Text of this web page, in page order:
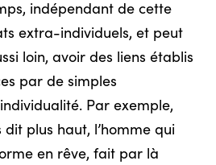
indépendant de cette
extra-individuels, et peut
loin, avoir des liens établis
par de simples
Par exemple,
dit plus haut, l’homme qui
en rêve, fait par là